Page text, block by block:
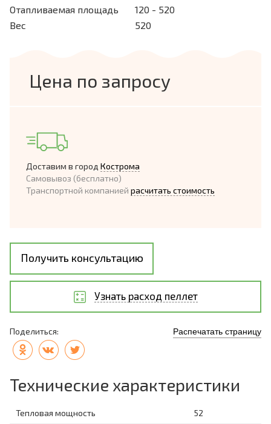
Отапливаемая площадь
120 - 520
Вес
520
Цена по запросу
Доставим в город Кострома
Самовывоз (бесплатно)
Транспортной компанией расчитать стоимость
Получить консультацию
Узнать расход пеллет
Поделиться: Распечатать страницу
Технические характеристики
Тепловая мощность
52